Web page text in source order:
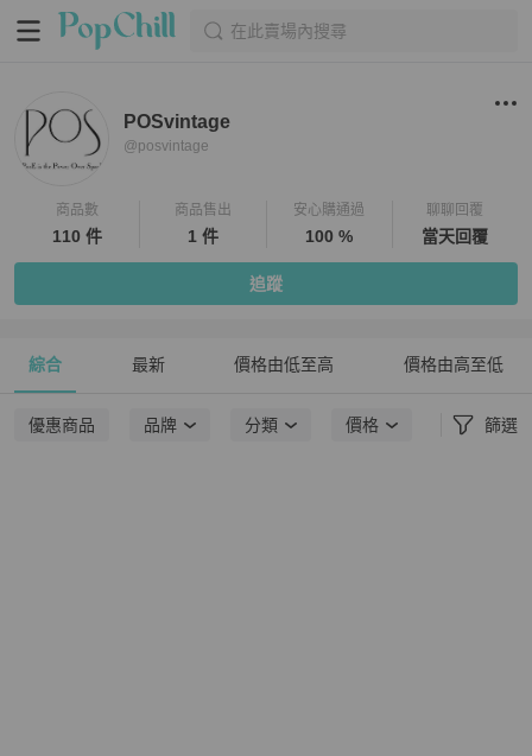
在此賣場內搜尋
POSvintage
@posvintage
商品數
110 件
商品售出
1 件
安心購通過
100 %
聊聊回覆
當天回覆
追蹤
綜合 最新 價格由低至高 價格由高至低
優惠商品 品牌 分類 價格 篩選